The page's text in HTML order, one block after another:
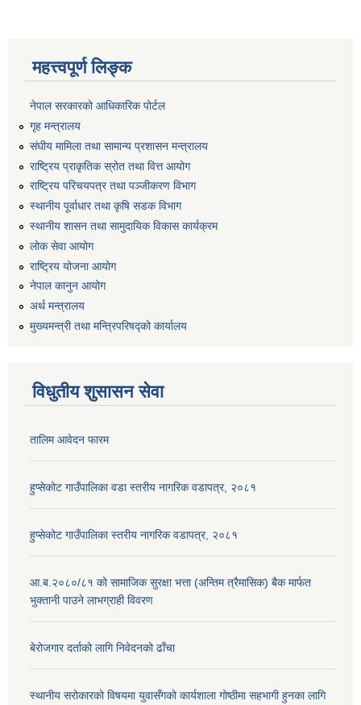
महत्त्वपूर्ण लिङ्क
नेपाल सरकारको आधिकारिक पोर्टल
गृह मन्त्रालय
संघीय मामिला तथा सामान्य प्रशासन मन्त्रालय
राष्ट्रिय प्राकृतिक स्रोत तथा वित्त आयोग
राष्ट्रिय परिचयपत्र तथा पञ्जीकरण विभाग
स्थानीय पूर्वाधार तथा कृषि सडक विभाग
स्थानीय शासन तथा सामुदायिक विकास कार्यक्रम
लोक सेवा आयोग
राष्ट्रिय योजना आयोग
नेपाल कानुन आयोग
अर्थ मन्त्रालय
मुख्यमन्त्री तथा मन्त्रिपरिषद्को कार्यालय
विधुतीय शुसासन सेवा
तालिम आवेदन फारम
हुप्सेकोट गाउँपालिका वडा स्तरीय नागरिक वडापत्र, २०८१
हुप्सेकोट गाउँपालिका स्तरीय नागरिक वडापत्र, २०८१
आ.ब.२०८०/८१ काे सामाजिक सुरक्षा भत्ता (अन्तिम त्रैमासिक) बैक मार्फत
भुक्तानी पाउने लाभग्राही विवरण
बेरोजगार दर्ताको लागि निवेदनको ढाँचा
स्थानीय सरोकारको विषयमा युवासँगको कार्यशाला गोष्ठीमा सहभागी हुनका लागि